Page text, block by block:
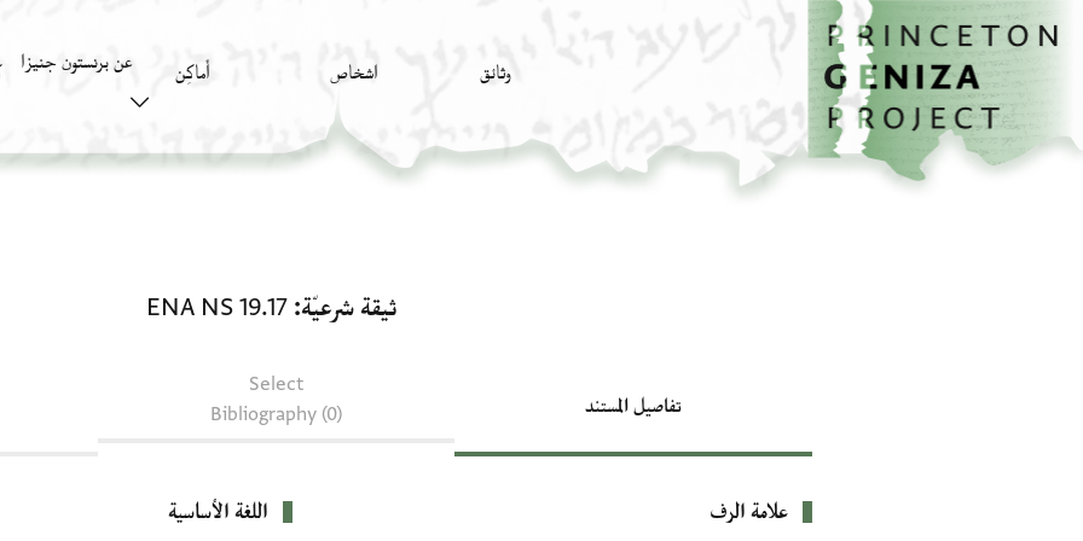
تخطي إلى المحتوى الرئيسي
الصفحة الرئيسية
وثائق اشخاص أَماكِن عن برنستون جنيزا
ثيقة شرعيّة ENA NS 19.17
تفاصيل المستند
Select
Bibliography (0)
بيانات التعريف
علامة الرف اللغة الأساسية